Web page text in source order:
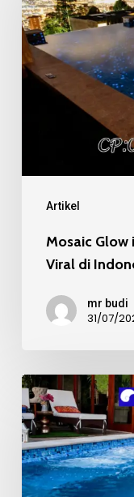
Artikel
in
the
Dark
Kolam
Renang
Mosaic Glow
Viral di
mr budi
31/07/
Mosaic
Kaca
Recycle
pada
Kolam